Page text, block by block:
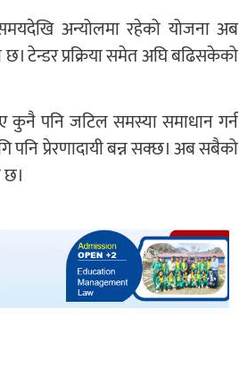
अन्योलमा रहेको योजना अब
टेन्डर प्रक्रिया समेत अघि बढिसकेको
पनि जटिल समस्या समाधान गर्न
पनि प्रेरणादायी बन्न सक्छ। अब सबैको
छ।